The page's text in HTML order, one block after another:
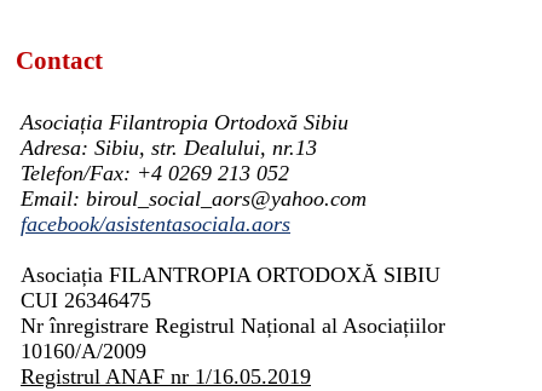
Contact
Asociația Filantropia Ortodoxă Sibiu
Adresa: Sibiu, str. Dealului, nr.13
Telefon/Fax: +4 0269 213 052
Email: biroul_social_aors@yahoo.com
facebook/asistentasociala.aors
Asociația FILANTROPIA ORTODOXĂ SIBIU
CUI 26346475
Nr înregistrare Registrul Național al Asociațiilor
10160/A/2009
Registrul ANAF nr 1/16.05.2019